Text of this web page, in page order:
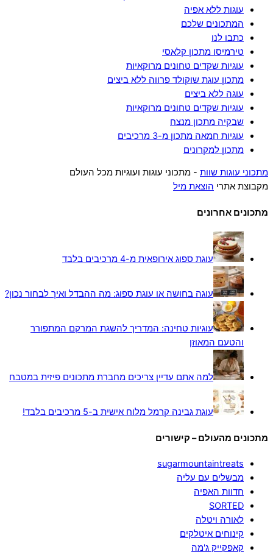
עוגות ללא אפיה
המתכונים שלכם
כתבו לנו
טירמיסו מתכון קלאסי
עוגיות שקדים טחונים מרוקאיות
מתכון עוגת שוקולד פרווה ללא ביצים
עוגה ללא ביצים
עוגיות שקדים טחונים מרוקאיות
שבקיה מתכון מנצח
עוגיות חמאה מתכון מ-3 מרכיבים
מתכון למקרונים
מתכוני עוגות שוות - מתכוני עוגות ועוגיות מכל העולם
מקבוצת אתרי הוצאת מיל
מתכונים אחרונים
עוגת ספוג אירופאית מ-4 מרכיבים בלבד
עוגה בחושה או עוגת ספוג: מה ההבדל ואיך לבחור נכון?
עוגיות טחינה: המדריך להשגת המרקם המתפורר
והטעם המאוזן
למה אתם עדיין צריכים מחברת מתכונים פיזית במטבח
עוגת גבינה קרמל מלוח אישית ב-5 מרכיבים בלבד!
מתכונים מהעולם – קישורים
sugarmountaintreats
מבשלים עם עליה
חדוות האפיה
SORTED
לאורה ויטלה
קינוחים איטלקים
קאפקייק ג'מה